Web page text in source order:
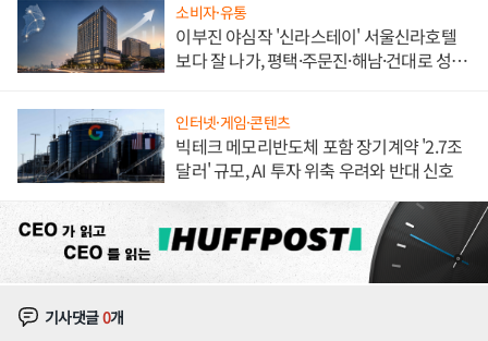
소비자·유통
이부진 야심작 '신라스테이' 서울신라호텔
보다 잘 나가, 평택·주문진·해남·건대로 성
인터넷·게임·콘텐츠
빅테크 메모리반도체 포함 장기계약 '2.7조
달러' 규모, AI 투자 위축 우려와 반대 신호
기사댓글0개